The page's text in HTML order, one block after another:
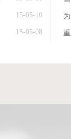
15-05-10
15-05-08